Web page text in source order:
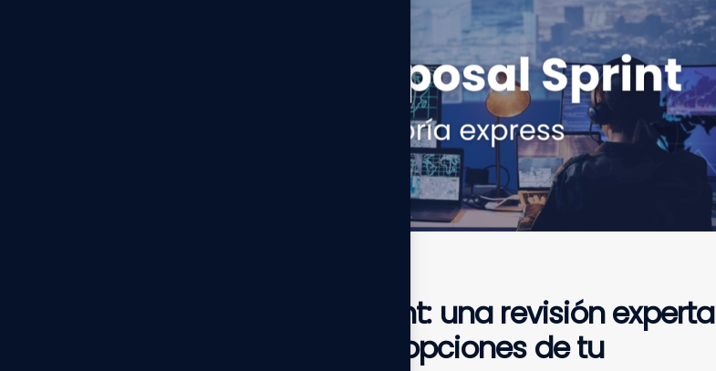
DIANA Proposal Sprint: una revisión experta
para maximizar las opciones de tu